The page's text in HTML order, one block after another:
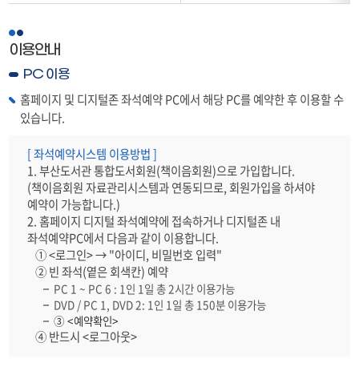
문
학,
역
사,
총
계)
법)
이용안내
PC 이용
홈페이지 및 디지털존 좌석예약 PC에서 해당 PC를 예약한 후 이용할 수
있습니다.
[ 좌석예약시스템 이용방법 ]
1. 부산도서관 통합도서회원(책이음회원)으로 가입합니다.
(책이음회원 자료관리시스템과 연동되므로, 회원가입을 하셔야
예약이 가능합니다.)
2. 홈페이지 디지털 좌석예약에 접속하거나 디지털존 내
좌석예약PC에서 다음과 같이 이용합니다.
① <로그인> → "아이디, 비밀번호 입력"
② 빈 좌석(옅은 회색칸) 예약
PC 1 ~ PC 6 : 1인 1일 총 2시간 이용가능
DVD / PC 1, DVD 2: 1인 1일 총 150분 이용가능
③ <예약확인>
④ 반드시 <로그아웃>